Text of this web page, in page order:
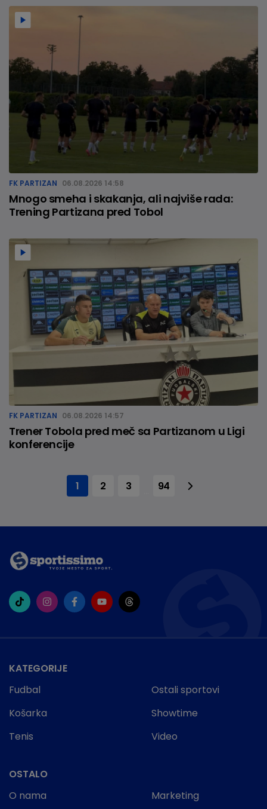
FK PARTIZAN 06.08.2026 14:58
Mnogo smeha i skakanja, ali najviše rada:
Trening Partizana pred Tobol
FK PARTIZAN 06.08.2026 14:57
Trener Tobola pred meč sa Partizanom u Ligi
konferencije
1 2 3 94
KATEGORIJE
Fudbal
Košarka
Tenis
Ostali sportovi
Showtime
Video
OSTALO
O nama
Marketing